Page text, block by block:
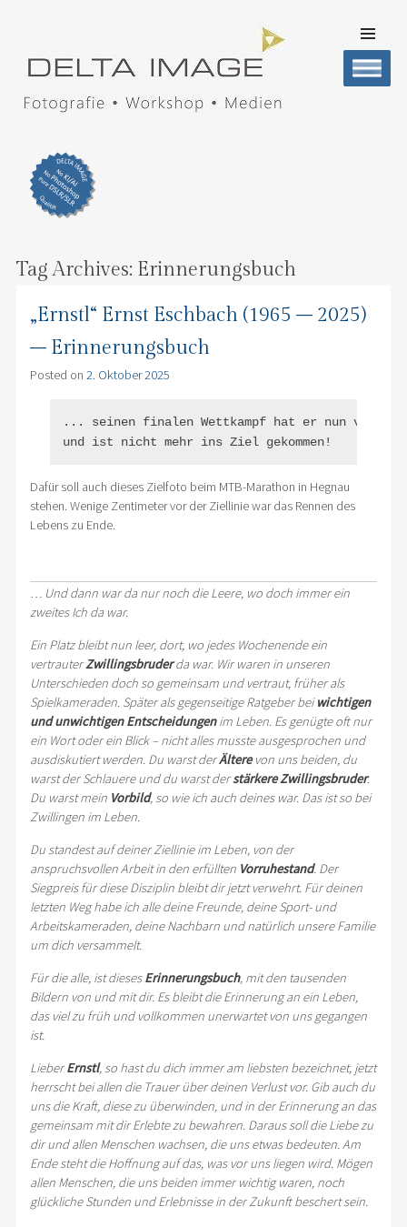
CONTENT
Tag Archives: Erinnerungsbuch
„Ernstl“ Ernst Eschbach (1965 – 2025)
– Erinnerungsbuch
Posted on 2. Oktober 2025
... seinen finalen Wettkampf hat er nun
und ist nicht mehr ins Ziel gekommen!
Dafür soll auch dieses Zielfoto beim MTB-Marathon in Hegnau
stehen. Wenige Zentimeter vor der Ziellinie war das Rennen des
Lebens zu Ende.
… Und dann war da nur noch die Leere, wo doch immer ein
zweites Ich da war.
Ein Platz bleibt nun leer, dort, wo jedes Wochenende ein
vertrauterZwillingsbruderda war. Wir waren in unseren
Unterschieden doch so gemeinsam und vertraut, früher als
Spielkameraden. Später als gegenseitige Ratgeber beiwichtigen
und unwichtigen Entscheidungenim Leben. Es genügte oft nur
ein Wort oder ein Blick – nicht alles musste ausgesprochen und
ausdiskutiert werden. Du warst derÄlterevon uns beiden, du
warst der Schlauere und du warst derstärkere Zwillingsbruder.
Du warst mein Vorbild, so wie ich auch deines war. Das ist so bei
Zwillingen im Leben.
Du standest auf deiner Ziellinie im Leben, von der
anspruchsvollen Arbeit in den erfüllten Vorruhestand. Der
Siegpreis für diese Disziplin bleibt dir jetzt verwehrt. Für deinen
letzten Weg habe ich alle deine Freunde, deine Sport- und
Arbeitskameraden, deine Nachbarn und natürlich unsere Familie
um dich versammelt.
Für die alle, ist diesesErinnerungsbuch, mit den tausenden
Bildern von und mit dir. Es bleibt die Erinnerung an ein Leben,
das viel zu früh und vollkommen unerwartet von uns gegangen
ist.
LieberErnstl, so hast du dich immer am liebsten bezeichnet, jetzt
herrscht bei allen die Trauer über deinen Verlust vor. Gib auch du
uns die Kraft, diese zu überwinden, und in der Erinnerung an das
gemeinsam mit dir Erlebte zu bewahren. Daraus soll die Liebe zu
dir und allen Menschen wachsen, die uns etwas bedeuten. Am
Ende steht die Hoffnung auf das, was vor uns liegen wird. Mögen
allen Menschen, die uns beiden immer wichtig waren, noch
glückliche Stunden und Erlebnisse in der Zukunft beschert sein.